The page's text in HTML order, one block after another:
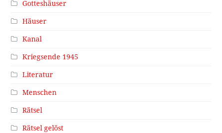
Gotteshäuser
Häuser
Kanal
Kriegsende 1945
Literatur
Menschen
Rätsel
Rätsel gelöst